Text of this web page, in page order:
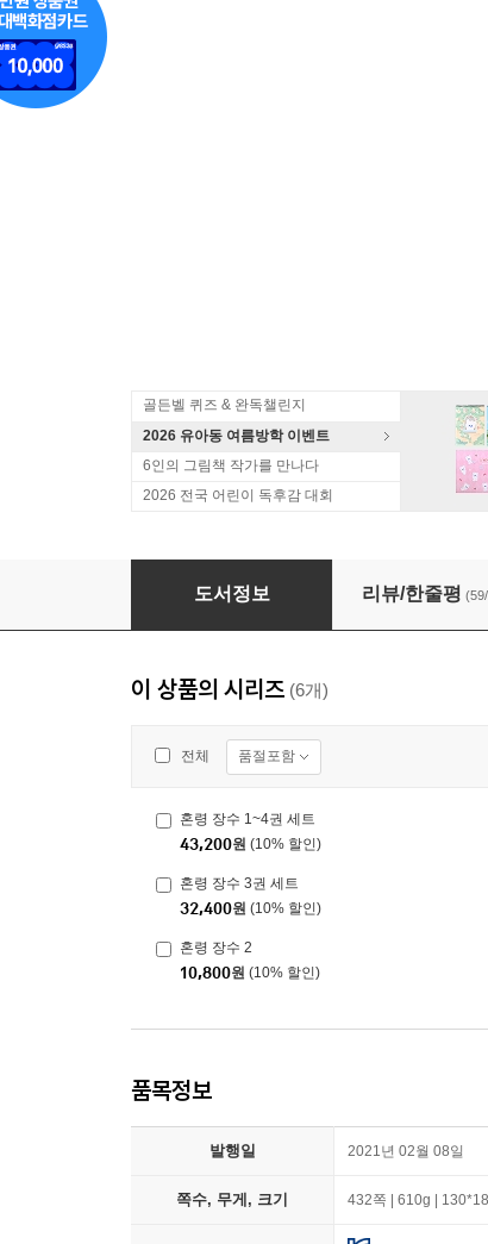
골든벨 퀴즈 & 완독챌린지
2026 유아동 여름방학 이벤트
6인의 그림책 작가를 만나다
2026 전국 어린이 독후감 대회
혼령 장수 3권 세트
도서정보 리뷰/한줄평
이 상품의 시리즈 (6개)
전체 품절포함
혼령 장수 1~4권 세트
43,200원 (10% 할인)
혼령 장수 3권 세트
32,400원 (10% 할인)
혼령 장수 2
10,800원 (10% 할인)
품목정보
발행일 2021년 02월 08일
쪽수, 무게, 크기 432쪽 | 610g |